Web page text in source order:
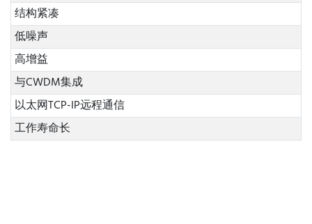
结构紧凑
低噪声
高增益
与CWDM集成
以太网TCP-IP远程通信
工作寿命长